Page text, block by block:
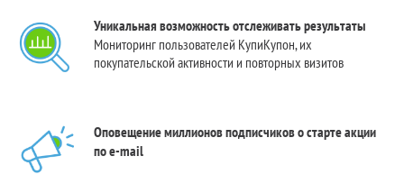
Уникальная возможность отслеживать результаты
Мониторинг пользователей КупиКупон, их
покупательской активности и повторных визитов
Оповещение миллионов подписчиков о старте акции
по e-mail